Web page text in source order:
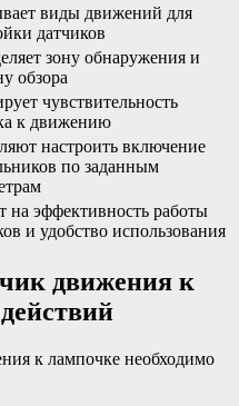
виды движений для
датчиков
зону обнаружения и
обзора
чувствительность
к движению
настроить включение
по заданным
на эффективность работы
и удобство использования
движения к
к лампочке необходимо